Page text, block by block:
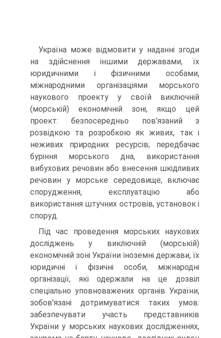
Україна може відмовити у наданні згоди
на здійснення іншими державами, їх
юридичними і фізичними особами,
міжнародними організаціями морського
наукового проекту у своїй виключній
(морській) економічній зоні, якщо цей
проект: безпосередньо пов'язаний з
розвідкою та розробкою як живих, так і
неживих природних ресурсів; передбачає
буріння морського дна, використання
вибухових речовин або внесення шкідливих
речовин у морське середовище; включає
спорудження, експлуатацію або
використання штучних островів, уста­новок і
споруд.
Під час проведення морських наукових
досліджень у виключній (морській)
економічній зоні України іноземні держави, їх
юридичні і фізичні особи, міжна­родні
організації, які одержали на це дозвіл
спеціально уповноважених органів України,
зобов'язані дотримуватися таких умов:
забезпечувати участь представ­ників
України у морських наукових дослідженнях,